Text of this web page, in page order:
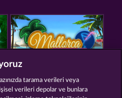
tarama verileri veya
verileri depolar ve bunlara